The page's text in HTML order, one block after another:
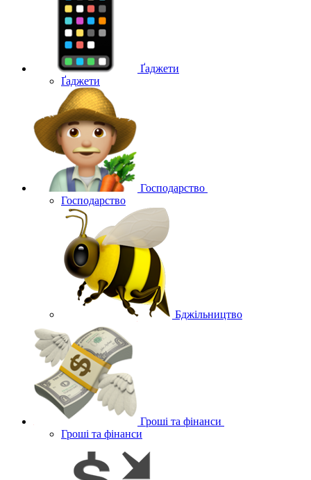
Ґаджети
Ґаджети
Господарство
Господарство
Бджільництво
Гроші та фінанси
Гроші та фінанси